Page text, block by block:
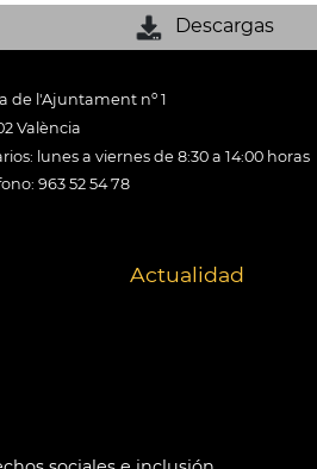
Descargas
de l'Ajuntament nº 1
València
lunes a viernes de 8:30 a 14:00 horas
963 52 54 78
Actualidad